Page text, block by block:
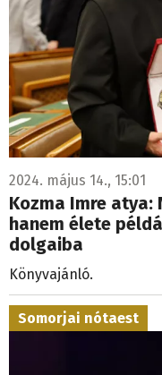
2024. május 14., 15:01
Kozma Imre atya:
hanem élete
dolgaiba
Könyvajánló.
Somorjai nótaest